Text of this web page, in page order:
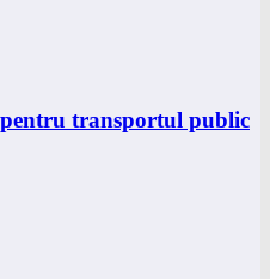
transportul public